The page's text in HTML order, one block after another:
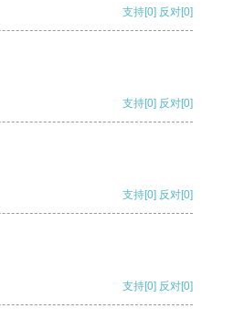
支持[0] 反对[0]
支持[0] 反对[0]
支持[0] 反对[0]
支持[0] 反对[0]